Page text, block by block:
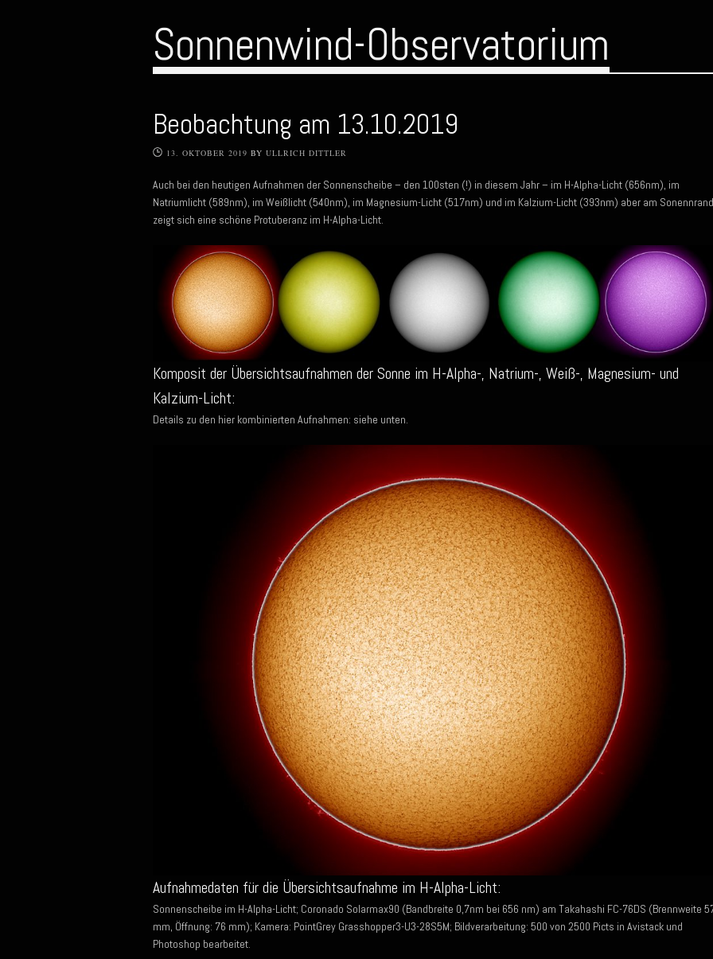
Sonnenwind-Observatorium
Beobachtung am 13.10.2019
13. OKTOBER 2019 BY ULLRICH DITTLER
Auch bei den heutigen Aufnahmen der Sonnenscheibe – den 100sten (!) in diesem Jahr – im H-Alpha-Licht (656nm), im
Natriumlicht (589nm), im Weißlicht (540nm), im Magnesium-Licht (517nm) und im Kalzium-Licht (393nm) aber am Sonennrand
zeigt sich eine schöne Protuberanz im H-Alpha-Licht.
Komposit der Übersichtsaufnahmen der Sonne im H-Alpha-, Natrium-, Weiß-, Magnesium- und
Kalzium-Licht:
Details zu den hier kombinierten Aufnahmen: siehe unten.
Aufnahmedaten für die Übersichtsaufnahme im H-Alpha-Licht:
Sonnenscheibe im H-Alpha-Licht; Coronado Solarmax90 (Bandbreite 0,7nm bei 656 nm) am Takahashi FC-76DS (Brennweite
mm, Öffnung: 76 mm); Kamera: PointGrey Grasshopper3-U3-28S5M; Bildverarbeitung: 500 von 2500 Picts in Avistack und
Photoshop bearbeitet.